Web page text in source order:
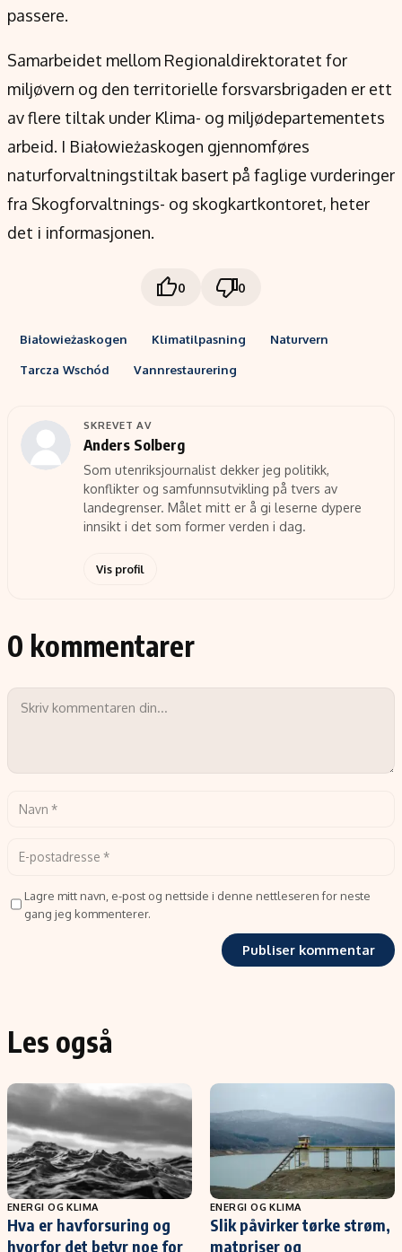
passere.
Samarbeidet mellom Regionaldirektoratet for
miljøvern og den territorielle forsvarsbrigaden er ett
av flere tiltak under Klima- og miljødepartementets
arbeid. I Białowieżaskogen gjennomføres
naturforvaltningstiltak basert på faglige vurderinger
fra Skogforvaltnings- og skogkartkontoret, heter
det i informasjonen.
0 0
Białowieżaskogen Klimatilpasning
Naturvern
Tarcza Wschód
Vannrestaurering
SKREVET AV
Anders Solberg
Som utenriksjournalist dekker jeg politikk,
konflikter og samfunnsutvikling på tvers av
landegrenser. Målet mitt er å gi leserne dypere
innsikt i det som former verden i dag.
Vis profil
0 kommentarer
Lagre mitt navn, e-post og nettside i denne nettleseren for neste
gang jeg kommenterer.
Les også
ENERGI OG KLIMA
Hva er havforsuring og
hvorfor det betyr noe for
ENERGI OG KLIMA
Slik påvirker tørke strøm,
matpriser og